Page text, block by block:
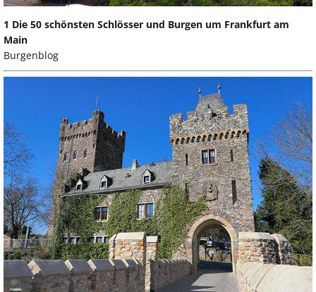
1 Die 50 schönsten Schlösser und Burgen um Frankfurt am
Main
Burgenblog